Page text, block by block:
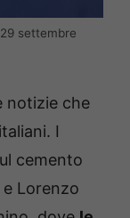
settembre
notizie che
I
cemento
e Lorenzo